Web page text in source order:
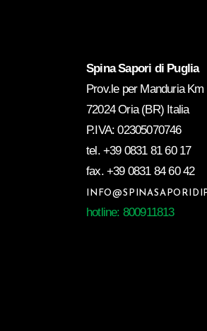
Spina Sapori di Puglia
Prov.le per Manduria Km
72024 Oria (BR) Italia
P.IVA: 02305070746
tel.+39 0831 81 60 17
fax.+39 0831 84 60 42
hotline: 800911813